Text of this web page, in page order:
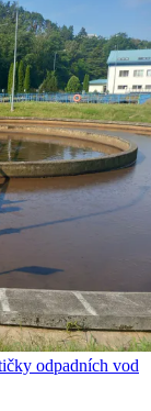
odpadních vod